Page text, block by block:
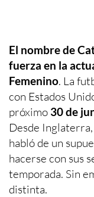
El nombre de
fuerza en la
Femenino. La
con Estados
próximo 30 de
Desde
habló de un
hacerse con sus
temporada. Sin
distinta.